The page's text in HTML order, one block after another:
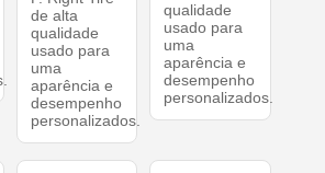
de alta
qualidade
usado para
uma
aparência e
desempenho
personalizados.
qualidade
usado para
uma
aparência e
desempenho
personalizados.